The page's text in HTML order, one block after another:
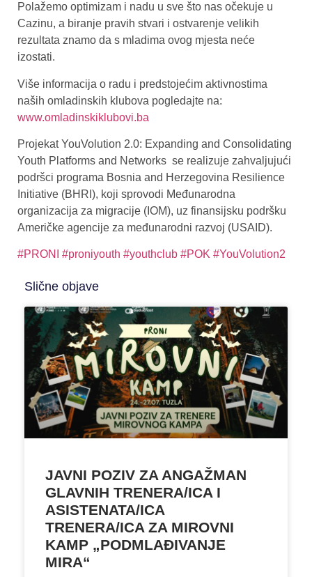
Polažemo optimizam i nadu u sve što nas očekuje u
Cazinu, a biranje pravih stvari i ostvarenje velikih
rezultata znamo da s mladima ovog mjesta neće
izostati.
Više informacija o radu i predstojećim aktivnostima
naših omladinskih klubova pogledajte na:
www.omladinskiklubovi.ba
Projekat YouVolution 2.0: Expanding and Consolidating
Youth Platforms and Networks se realizuje zahvaljujući
podršci programa Bosnia and Herzegovina Resilience
Initiative (BHRI), koji sprovodi Međunarodna
organizacija za migracije (IOM), uz finansijsku podršku
Američke agencije za međunarodni razvoj (USAID).
#PRONI #proniyouth #youthclub #POK #YouVolution2
Slične objave
JAVNI POZIV ZA ANGAŽMAN
GLAVNIH TRENERA/ICA I
ASISTENATA/ICA
TRENERA/ICA ZA MIROVNI
KAMP „PODMLAĐIVANJE
MIRA“